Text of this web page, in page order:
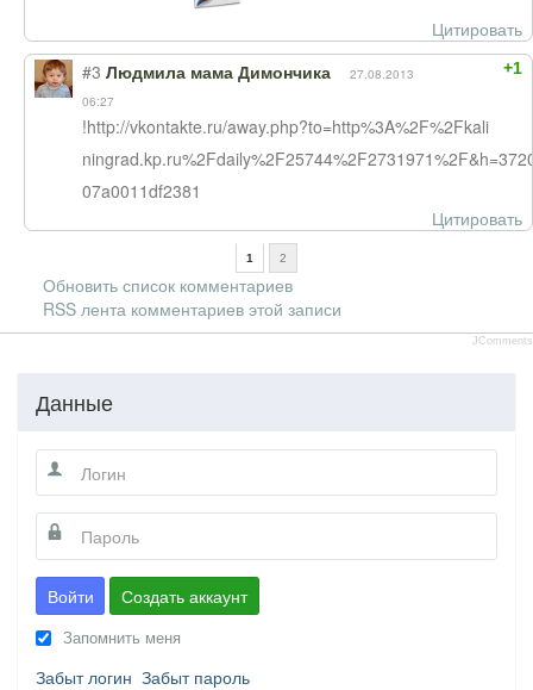
Цитировать
+1
#3 Людмила мама Димончика
27.08.2013
06:27
!http://vkontakte.ru/away.php?to=http%3A%2F%2Fkali
07a0011df2381
Цитировать
1 2
Обновить список комментариев
RSS лента комментариев этой записи
JComments
Данные
Войти Создать аккаунт
Запомнить меня
Забыт логин Забыт пароль